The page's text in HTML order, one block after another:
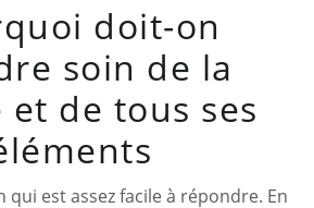
doit-on
soin de la
de tous ses
qui est assez facile à répondre. En